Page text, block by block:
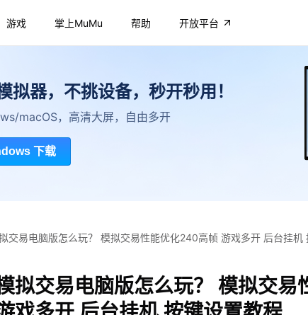
游戏 掌上MuMu 帮助 开放平台
拟器，不挑设备，秒开秒用！
macOS，高清大屏，自由多开
下载
交易电脑版怎么玩？ 模拟交易性能优化240高帧 游戏多开 后台挂机
拟交易电脑版怎么玩？ 模拟交